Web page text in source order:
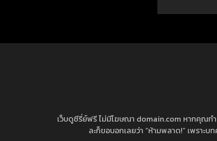
เว็บดูซีรี่ย์ฟรี ไม่มีโฆษณา domain.com หากคุณก
ละก็ขอบอกเลยว่า “ห้ามพลาด!” เพราะ